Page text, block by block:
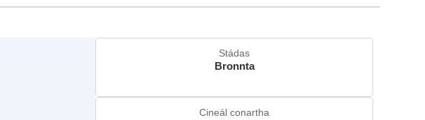
Stádas
Bronnta
Cineál conartha